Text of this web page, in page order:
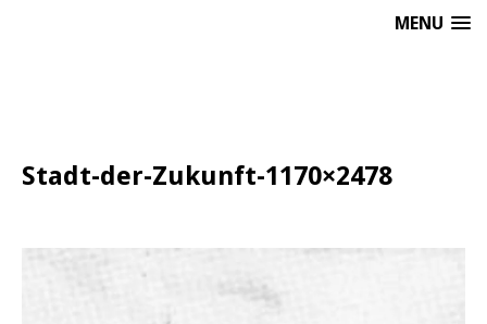
MENU
Stadt-der-Zukunft-1170×2478